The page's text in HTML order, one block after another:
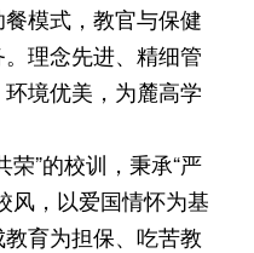
模式，教官与保健
理念先进、精细管
境优美，为麓高学
”的校训，秉承“严
风，以爱国情怀为基
育为担保、吃苦教